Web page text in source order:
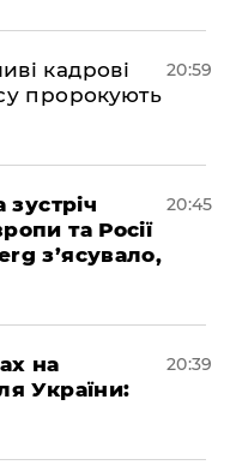
кадрові
пророкують
20:59
зустріч
та Росії
з’ясувало,
20:45
на
України:
20:39